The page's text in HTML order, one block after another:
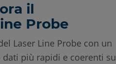
il
Probe
Laser Line Probe con un
dati più rapidi e coerenti su